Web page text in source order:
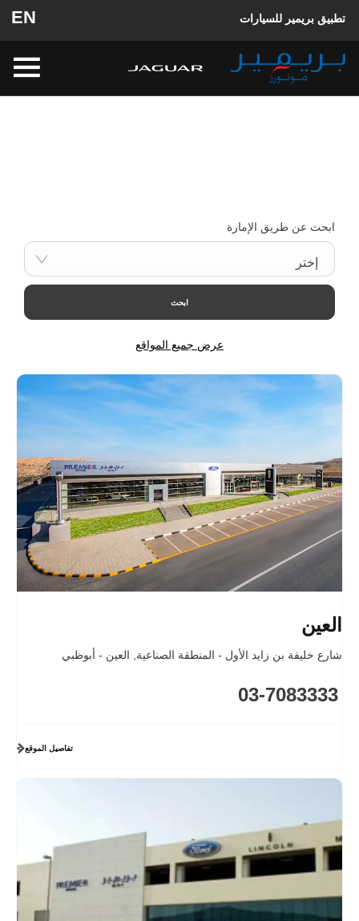
EN تطبيق بريمير للسيارات
ابحث عن طريق الإمارة
إختر
ابحث
عرض جميع المواقع
العين
شارع خليفة بن زايد الأول - المنطقة الصناعية العين - أبوظبي
03-7083333
تفاصيل الموقع